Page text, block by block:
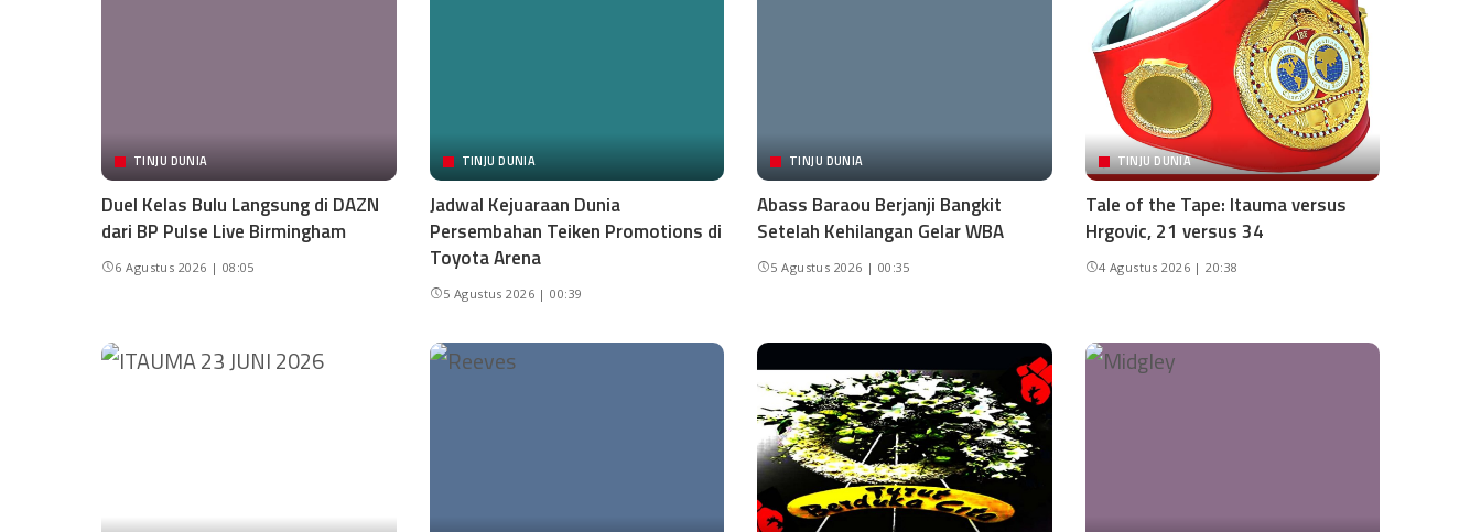
TINJU DUNIA
Duel Kelas Bulu Langsung di DAZN
dari BP Pulse Live Birmingham
6 Agustus 2026 | 08:05
TINJU DUNIA
Jadwal Kejuaraan Dunia
Persembahan Teiken Promotions di
Toyota Arena
5 Agustus 2026 | 00:39
TINJU DUNIA
Abass Baraou Berjanji Bangkit
Setelah Kehilangan Gelar WBA
5 Agustus 2026 | 00:35
TINJU DUNIA
Tale of the Tape: Itauma versus
Hrgovic, 21 versus 34
4 Agustus 2026 | 20:38